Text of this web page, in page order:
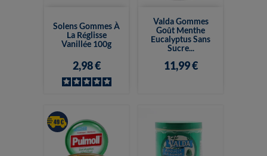
Solens Gommes À
La Réglisse
Vanillée 100g
2,98 €
Valda Gommes
Goût Menthe
Eucalyptus Sans
Sucre...
11,99 €